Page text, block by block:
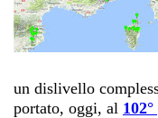
un dislivello
portato, oggi, al